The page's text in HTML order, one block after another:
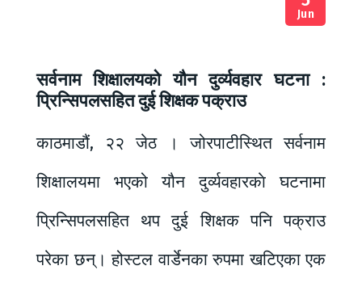
Jun
सर्वनाम शिक्षालयको यौन दुर्व्यवहार घटना :
प्रिन्सिपलसहित दुई शिक्षक पक्राउ
काठमाडौं, २२ जेठ । जोरपाटीस्थित सर्वनाम
शिक्षालयमा भएको यौन दुर्व्यवहारकाे घटनामा
प्रिन्सिपलसहित थप दुई शिक्षक पनि पक्राउ
परेका छन्। होस्टल वार्डेनका रुपमा खटिएका एक